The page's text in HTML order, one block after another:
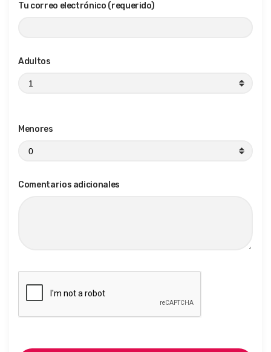
Tu correo electrónico (requerido)
Adultos
Menores
Comentarios adicionales